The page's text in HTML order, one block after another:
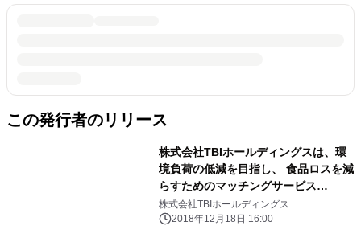
この発行者のリリース
株式会社TBIホールディングスは、環
境負荷の低減を目指し、 食品ロスを減
らすためのマッチングサービス
「TABETE」のサービスを 12月より導
入開始
株式会社TBIホールディングス
2018年12月18日 16:00